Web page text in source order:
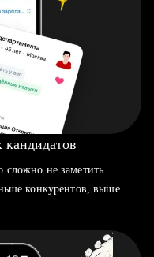
сложно не заметить.
конкурентов, выше